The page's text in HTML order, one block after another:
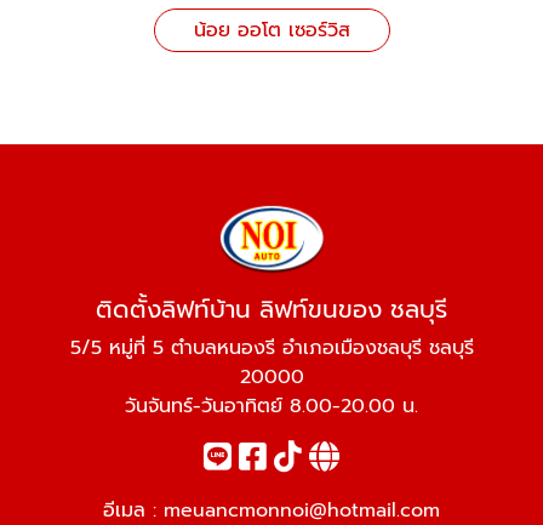
น้อย ออโต เซอร์วิส
ติดตั้งลิฟท์บ้าน ลิฟท์ขนของ ชลบุรี
5/5 หมู่ที่ 5 ตำบลหนองรี อำเภอเมืองชลบุรี ชลบุรี
20000
วันจันทร์-วันอาทิตย์ 8.00-20.00 น.
อีเมล : meuancmonnoi@hotmail.com